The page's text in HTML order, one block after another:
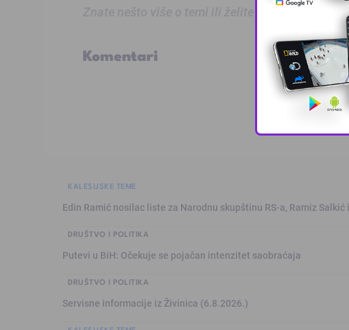
Znate nešto više o temi ili želite prijaviti grešku
Komentari
KALESIJSKE TEME
Edin Ramić nosilac liste za Narodnu skupštinu RS-a, Ramiz Salkić
DRUŠTVO I POLITIKA
Putevi u BiH: Očekuje se pojačan intenzitet saobraćaja
DRUŠTVO I POLITIKA
Servisne informacije iz Živinica (6.8.2026.)